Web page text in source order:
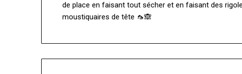
de place en faisant tout sécher et en faisant des
moustiquaires de tête 🦟🙈